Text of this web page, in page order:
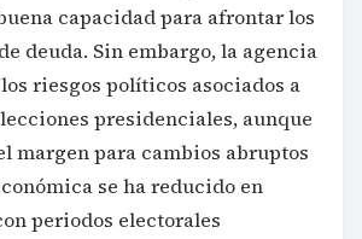
capacidad para afrontar los
deuda. Sin embargo, la agencia
riesgos políticos asociados a
presidenciales, aunque
margen para cambios abruptos
se ha reducido en
periodos electorales